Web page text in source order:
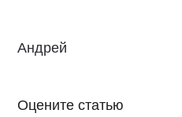
Андрей
Оцените статью